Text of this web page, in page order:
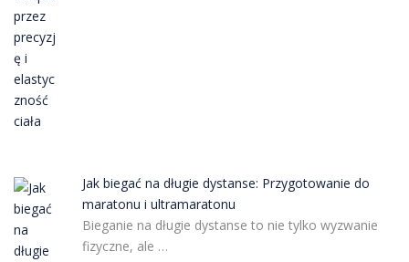
Jak biegać na długie dystanse: Przygotowanie do
maratonu i ultramaratonu
Bieganie na długie dystanse to nie tylko wyzwanie
fizyczne, ale …